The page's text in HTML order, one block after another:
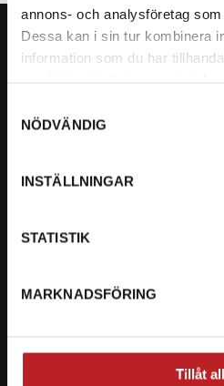
annons- och analysföretag
Dessa kan i sin tur kombinera
information som du har
NÖDVÄNDIG
INSTÄLLNINGAR
STATISTIK
MARKNADSFÖRING
Tillåt
Org. nummer: 5566689278
Ryckepungsvägen 3, 79177 Falun
Vi erbjuder flera olika